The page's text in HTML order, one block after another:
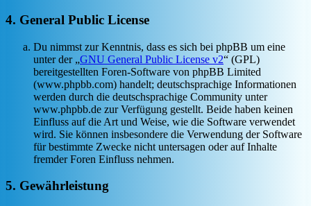
4. General Public License
Du nimmst zur Kenntnis, dass es sich bei phpBB um eine
unter der „GNU General Public License v2“ (GPL)
bereitgestellten Foren-Software von phpBB Limited
(www.phpbb.com) handelt; deutschsprachige Informationen
werden durch die deutschsprachige Community unter
www.phpbb.de zur Verfügung gestellt. Beide haben keinen
Einfluss auf die Art und Weise, wie die Software verwendet
wird. Sie können insbesondere die Verwendung der Software
für bestimmte Zwecke nicht untersagen oder auf Inhalte
fremder Foren Einfluss nehmen.
5. Gewährleistung